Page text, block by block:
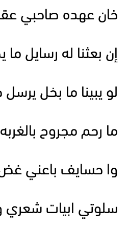
خان عهده صاحبي
إن بعثنا له رسايل ما
لو يبينا ما بخل
ما رحم مجروح
وا حسايف باعني
سلوتي ابيات شعري